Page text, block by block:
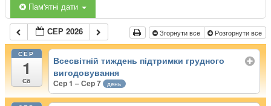
Пам'ятні дати
СЕР 2026 Згорнути все Розгорнути все
СЕР
1
Сб
Всесвітній тиждень підтримки грудного
вигодовування
Сер 1 – Сер 7 день